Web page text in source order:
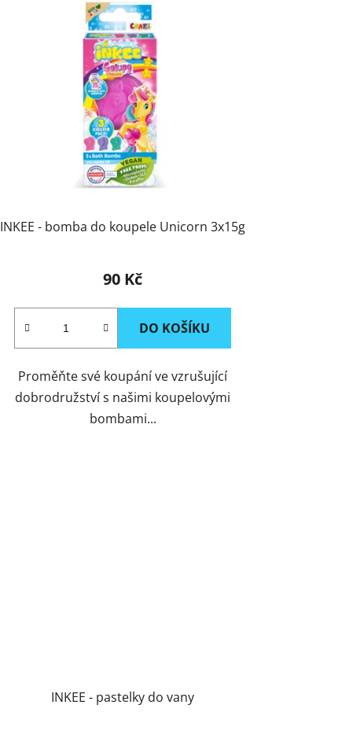
INKEE - bomba do koupele Unicorn 3x15g
90 Kč
DO KOŠÍKU
Proměňte své koupání ve vzrušující
dobrodružství s našimi koupelovými
bombami...
INKEE - pastelky do vany